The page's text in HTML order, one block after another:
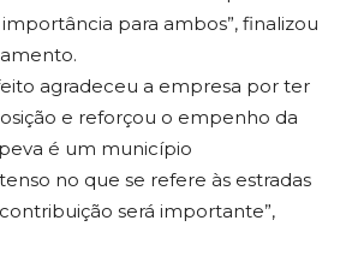
para ambos”, finalizou
agradeceu a empresa por ter
e reforçou o empenho da
é um município
no que se refere às estradas
será importante”,